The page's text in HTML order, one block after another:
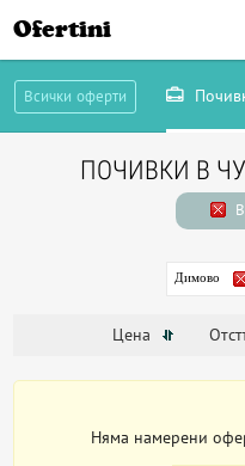
Ofertini
Всички оферти
ПОЧИВКИ В
Димово
Цена
Няма намерени